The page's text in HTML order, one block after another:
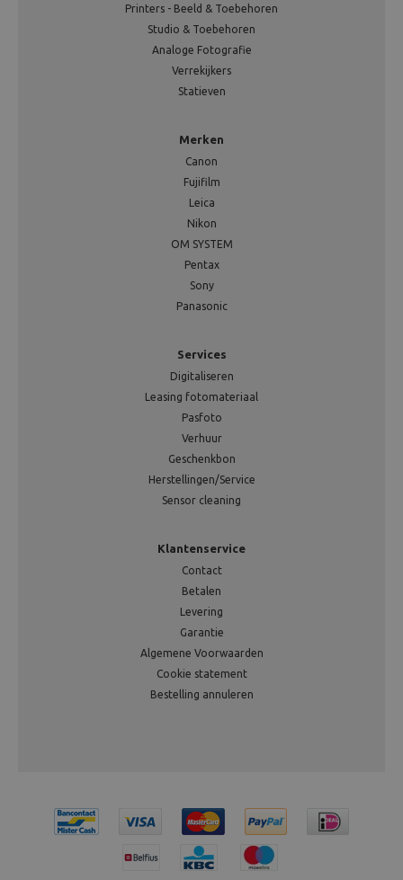
Printers - Beeld & Toebehoren
Studio & Toebehoren
Analoge Fotografie
Verrekijkers
Statieven
Merken
Canon
Fujifilm
Leica
Nikon
OM SYSTEM
Pentax
Sony
Panasonic
Services
Digitaliseren
Leasing fotomateriaal
Pasfoto
Verhuur
Geschenkbon
Herstellingen/Service
Sensor cleaning
Klantenservice
Contact
Betalen
Levering
Garantie
Algemene Voorwaarden
Cookie statement
Bestelling annuleren